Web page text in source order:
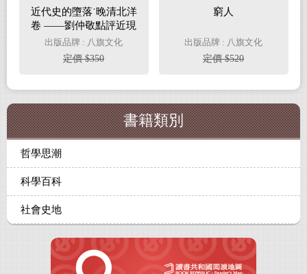
近代史的墮落˙晚清北洋
卷 ——劉仲敬點評近現
代人物
出版品牌 : 八旗文化
定價 $350
窮人
出版品牌 : 八旗文化
定價 $520
書籍類別
哲學思潮
科學百科
社會史地